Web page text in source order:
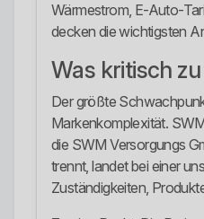
Wärmestrom, E-Auto-
decken die wichtigsten
Was kritisch
Der größte
Markenkomplexität.
die SWM Versorgungs
trennt, landet bei einer
Zuständigkeiten,